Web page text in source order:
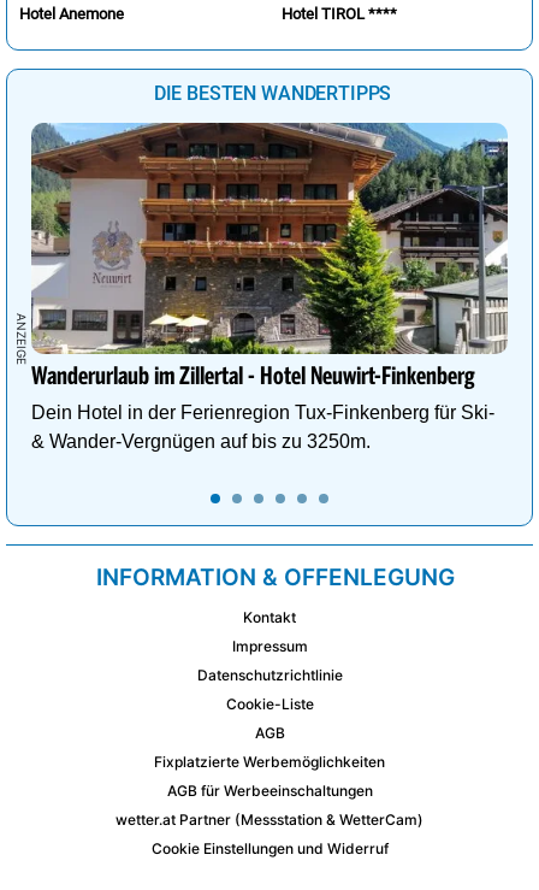
Hotel Anemone Hotel TIROL ****
DIE BESTEN WANDERTIPPS
Wanderurlaub im Zillertal - Hotel Neuwirt-Finkenberg
Dein Hotel in der Ferienregion Tux-Finkenberg für Ski-
& Wander-Vergnügen auf bis zu 3250m.
INFORMATION & OFFENLEGUNG
Kontakt
Impressum
Datenschutzrichtlinie
Cookie-Liste
AGB
Fixplatzierte Werbemöglichkeiten
AGB für Werbeeinschaltungen
wetter.at Partner (Messstation & WetterCam)
Cookie Einstellungen und Widerruf